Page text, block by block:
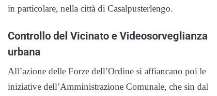
in particolare, nella città di Casalpusterlengo.
Controllo del Vicinato e Videosorveglianza
urbana
All’azione delle Forze dell’Ordine si affiancano poi le
iniziative dell’Amministrazione Comunale, che sin dal